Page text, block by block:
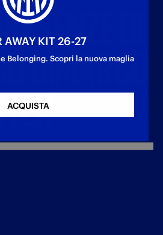
DIMARCO
AWAY KIT 26-27
Belonging. Scopri la nuova maglia
ACQUISTA